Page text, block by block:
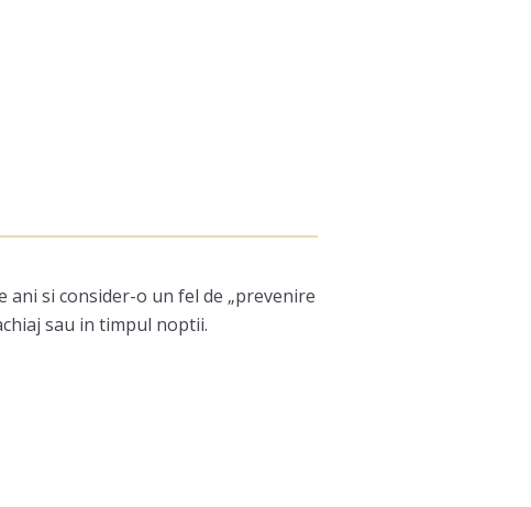
si consider-o un fel de „prevenire
sau in timpul noptii.